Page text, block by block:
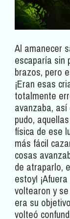
Al amanecer
escaparía sin
brazos, pero
¡Eran esas
totalmente
avanzaba,
pudo,
física de ese
más fácil
cosas
de atraparlo,
estoy!
voltearon y
era su
volteó